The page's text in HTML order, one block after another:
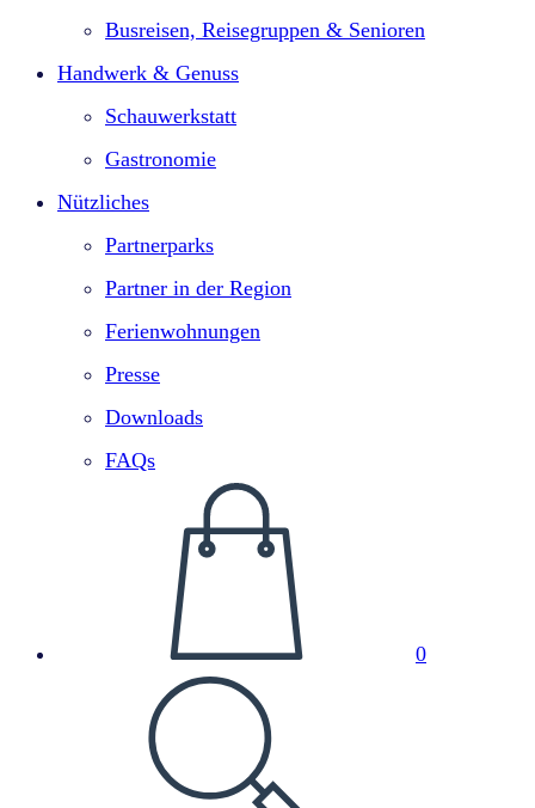
Busreisen, Reisegruppen & Senioren
Handwerk & Genuss
Schauwerkstatt
Gastronomie
Nützliches
Partnerparks
Partner in der Region
Ferienwohnungen
Presse
Downloads
FAQs
0